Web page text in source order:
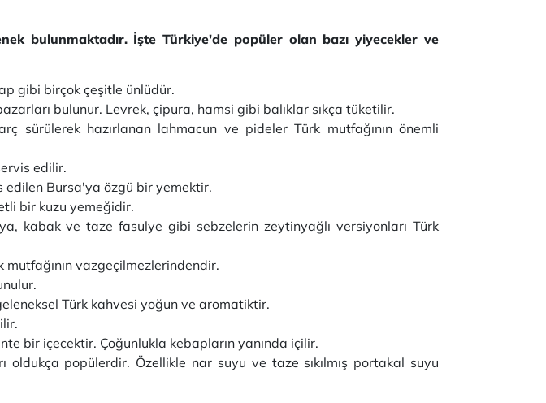
bulunmaktadır. İşte Türkiye'de popüler olan bazı yiyecekler ve
gibi birçok çeşitle ünlüdür.
bulunur. Levrek, çipura, hamsi gibi balıklar sıkça tüketilir.
sürülerek hazırlanan lahmacun ve pideler Türk mutfağının önemli
edilir.
edilen Bursa'ya özgü bir yemektir.
bir kuzu yemeğidir.
kabak ve taze fasulye gibi sebzelerin zeytinyağlı versiyonları Türk
vazgeçilmezlerindendir.
Türk kahvesi yoğun ve aromatiktir.
bir içecektir. Çoğunlukla kebapların yanında içilir.
popülerdir. Özellikle nar suyu ve taze sıkılmış portakal suyu